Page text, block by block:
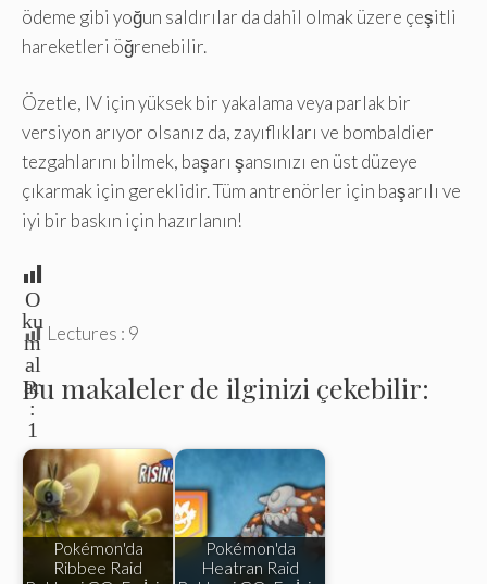
ödeme gibi yoğun saldırılar da dahil olmak üzere çeşitli
hareketleri öğrenebilir.
Özetle, IV için yüksek bir yakalama veya parlak bir
versiyon arıyor olsanız da, zayıflıkları ve bombaldier
tezgahlarını bilmek, başarı şansınızı en üst düzeye
çıkarmak için gereklidir. Tüm antrenörler için başarılı ve
iyi bir baskın için hazırlanın!
O
ku
m
al
ar
:
1
Lectures : 9
Bu makaleler de ilginizi çekebilir:
Pokémon'da
Ribbee Raid
Pokémon'da
Heatran Raid